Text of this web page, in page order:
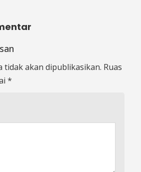
tidak akan dipublikasikan. Ruas
*